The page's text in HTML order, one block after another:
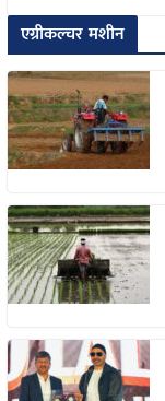
एग्रीकल्चर मशीन